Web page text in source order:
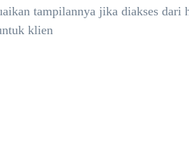
tampilannya jika diakses dari
klien